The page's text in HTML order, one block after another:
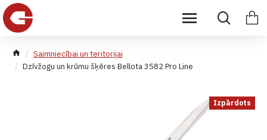
Saimniecībai un teritorijai
Dzīvžogu un krūmu šķēres Bellota 3582 Pro Line
Izpārdots